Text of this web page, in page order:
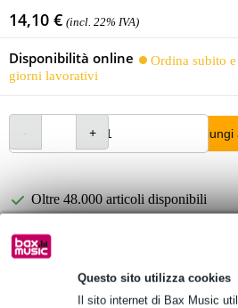
Questo sito utilizza cookies
Il sito internet di Bax Music
14,10 € (incl. 22% IVA)
Disponibilità online
Ordina subito
giorni lavorativi
Oltre 48.000 articoli disponibili
Informazioni sul prodotto